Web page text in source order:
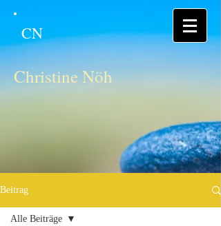
CN
Christine Nöh
Beitrag
Alle Beiträge